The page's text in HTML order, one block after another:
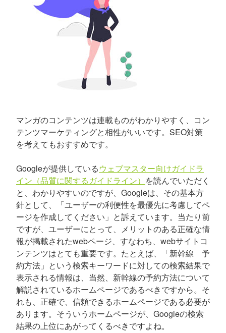
マンガのコンテンツは連載ものがわかりやすく、コン
テンツマーケティングと相性がいいです。SEO対策
を考えてもおすすめです。
Googleが提供しているウェブマスター向けガイドラ
イン（品質に関するガイドライン） を読んでいただく
と、わかりやすいのですが、Googleは、その基本方
針として、「ユーザーの利便性を最優先に考慮してペ
ージを作成してください」と訴えています。当たり前
ですが、ユーザーにとって、メリットのある正確な情
報が掲載されたwebページ、すなわち、webサイトコ
ンテンツはとても重要です。たとえば、「新幹線 予
約方法」という検索キーワードに対しての検索結果で
表示される情報は、当然、新幹線の予約方法について
解説されているホームページであるべきですから。そ
れも、正確で、信頼できるホームページである必要が
あります。そういうホームページが、Googleの検索
結果の上位にあがってくるべきですよね。